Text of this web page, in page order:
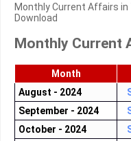
Monthly Current Affairs in
Download
Monthly Current
Month
August - 2024
September - 2024
October - 2024